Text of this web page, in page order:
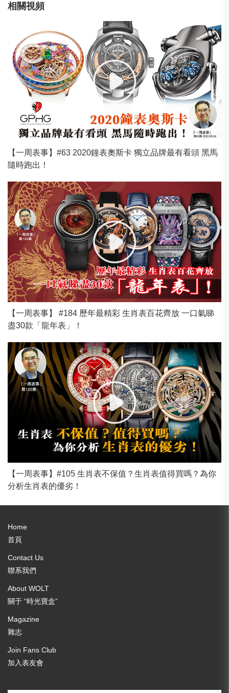
相關視頻
【一周表事】#63 2020鐘表奧斯卡 獨立品牌最有看頭 黑馬
隨時跑出！
【一周表事】 #184 歷年最精彩 生肖表百花齊放 一口氣睇
盡30款「龍年表」！
【一周表事】#105 生肖表不保值？生肖表值得買嗎？為你
分析生肖表的優劣！
Home
首頁
Contact Us
聯系我們
About WOLT
關于 “時光寶盒”
Magazine
雜志
Join Fans Club
加入表友會